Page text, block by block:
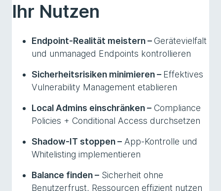
Ihr Nutzen
Endpoint-Realität meistern –Gerätevielfalt
und unmanaged Endpoints kontrollieren
Sicherheitsrisiken minimieren – Effektives
Vulnerability Management etablieren
Local Admins einschränken – Compliance
Policies + Conditional Access durchsetzen
Shadow-IT stoppen – App-Kontrolle und
Whitelisting implementieren
Balance finden – Sicherheit ohne
Benutzerfrust, Ressourcen effizient nutzen